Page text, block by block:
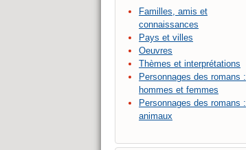
Familles, amis et
connaissances
Pays et villes
Oeuvres
Thèmes et interprétations
Personnages des romans :
hommes et femmes
Personnages des romans :
animaux